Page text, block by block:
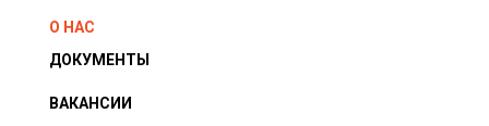
О НАС
ДОКУМЕНТЫ
ВАКАНСИИ